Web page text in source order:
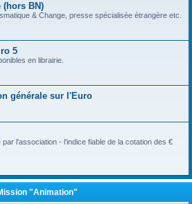
(hors BN)
& Change, presse spécialisée étrangère etc.
5
en librairie.
générale sur l'Euro
l'association - l'indice fiable de la cotation des €
"Animation"